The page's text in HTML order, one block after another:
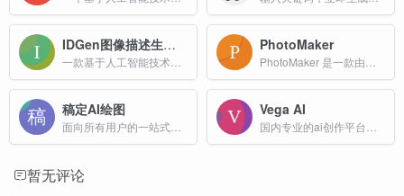
IDGen图像描述生成器 PhotoMaker
稿定AI绘图 Vega AI
暂无评论